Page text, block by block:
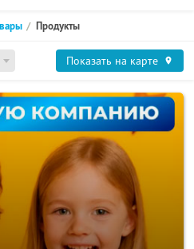
Продукты
Показать на карте